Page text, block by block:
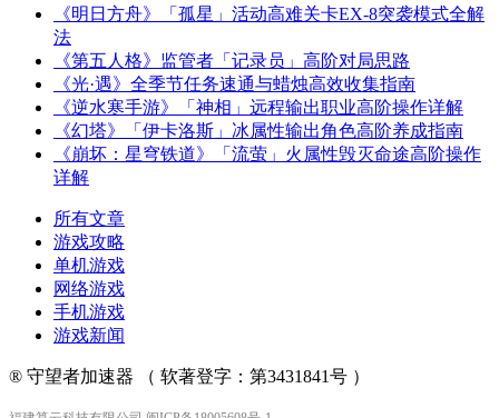
《明日方舟》「孤星」活动高难关卡EX-8突袭模式全解
法
《第五人格》监管者「记录员」高阶对局思路
《光·遇》全季节任务速通与蜡烛高效收集指南
《逆水寒手游》「神相」远程输出职业高阶操作详解
《幻塔》「伊卡洛斯」冰属性输出角色高阶养成指南
《崩坏：星穹铁道》「流萤」火属性毁灭命途高阶操作
详解
所有文章
游戏攻略
单机游戏
网络游戏
手机游戏
游戏新闻
® 守望者加速器 （ 软著登字：第3431841号 ）